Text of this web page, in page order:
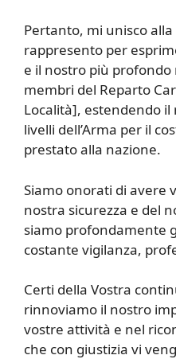
Pertanto, mi unisco
rappresento per
e il nostro più profondo
membri del Reparto
Località], estendendo
livelli dell’Arma per il
prestato alla nazione.
Siamo onorati di avere
nostra sicurezza e del
siamo profondamente
costante vigilanza,
Certi della Vostra
rinnoviamo il nostro
vostre attività e nel
che con giustizia vi